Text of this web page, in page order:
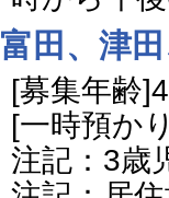
富田、津
[募集年齢
[一時預か
注記：3歳